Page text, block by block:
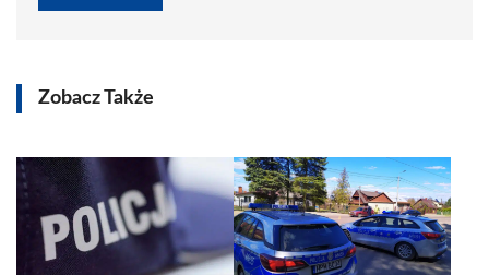
Zobacz Także